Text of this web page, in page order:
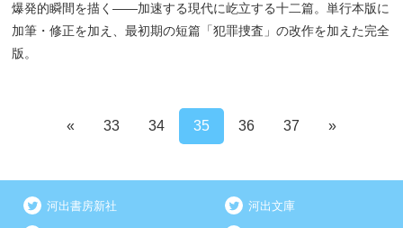
爆発的瞬間を描く――加速する現代に屹立する十二篇。単行本版に
加筆・修正を加え、最初期の短篇「犯罪捜査」の改作を加えた完全
版。
« 33 34 35 36 37 »
河出書房新社 河出文庫